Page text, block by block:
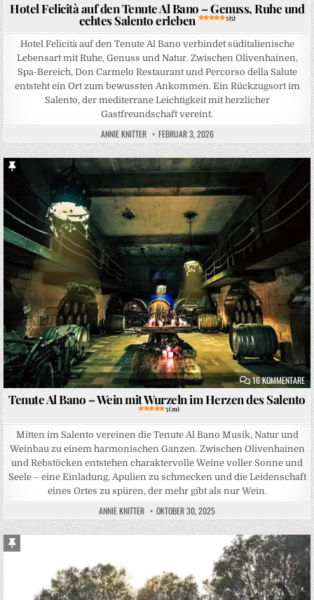
Hotel Felicità auf den Tenute Al Bano – Genuss, Ruhe und
echtes Salento erleben 5 (5)
Hotel Felicità auf den Tenute Al Bano verbindet süditalienische
Lebensart mit Ruhe, Genuss und Natur. Zwischen Olivenhainen,
Spa-Bereich, Don Carmelo Restaurant und Percorso della Salute
entsteht ein Ort zum bewussten Ankommen. Ein Rückzugsort im
Salento, der mediterrane Leichtigkeit mit herzlicher
Gastfreundschaft vereint.
ANNIE KNITTER FEBRUAR 3, 2026
16 KOMMENTARE
Posted in
Sticky Post
Tenute Al Bano – Wein mit Wurzeln im Herzen des Salento
5 (29)
Mitten im Salento vereinen die Tenute Al Bano Musik, Natur und
Weinbau zu einem harmonischen Ganzen. Zwischen Olivenhainen
und Rebstöcken entstehen charaktervolle Weine voller Sonne und
Seele – eine Einladung, Apulien zu schmecken und die Leidenschaft
eines Ortes zu spüren, der mehr gibt als nur Wein.
ANNIE KNITTER OKTOBER 30, 2025
Posted in
Sticky Post